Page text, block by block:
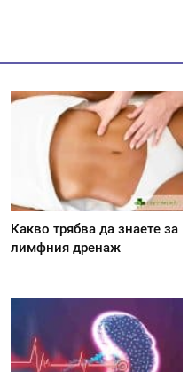
Какво трябва да знаете за
лимфния дренаж